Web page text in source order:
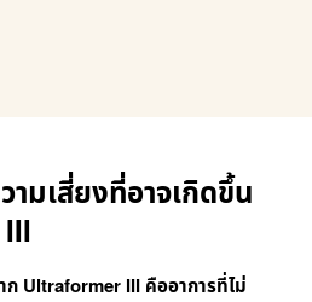
ามเสี่ยงที่อาจเกิดขึ้น
Ultraformer III คืออาการที่ไม่